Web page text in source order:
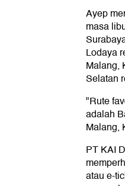
Ayep
masa
Lodaya
Malang,
Selatan
"Rute
adalah
Malang,
PT KAI
atau e-